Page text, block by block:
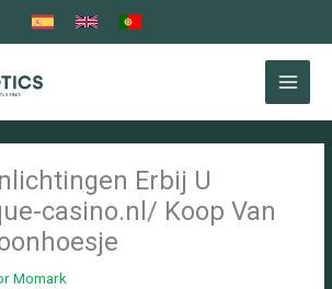
Erbij U
casino.nl/ Koop Van
Momark